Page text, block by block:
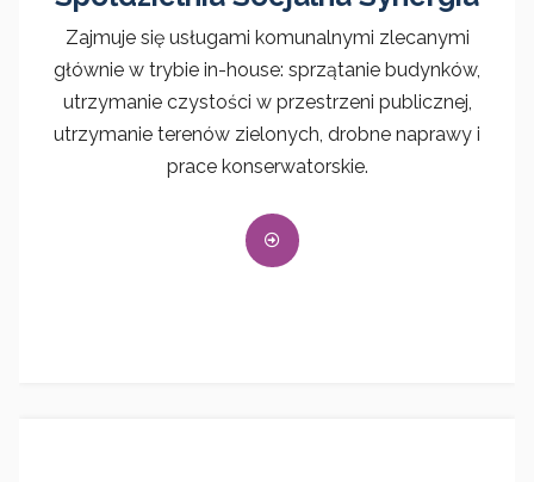
Zajmuje się usługami komunalnymi zlecanymi
głównie w trybie in-house: sprzątanie budynków,
utrzymanie czystości w przestrzeni publicznej,
utrzymanie terenów zielonych, drobne naprawy i
prace konserwatorskie.